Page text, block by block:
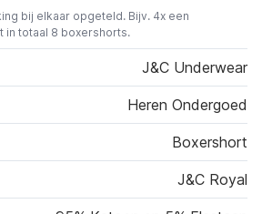
bij elkaar opgeteld. Bijv. 4x een
in totaal 8 boxershorts.
J&C Underwear
Heren Ondergoed
Boxershort
J&C Royal